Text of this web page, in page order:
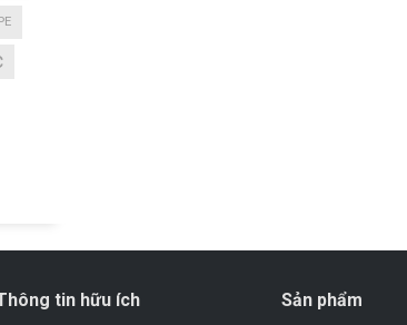
tin hữu ích Sản phẩm